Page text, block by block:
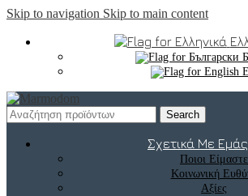
Skip to navigation Skip to main content
Search
Σχετικά Με Εμάς
Ποιοι Είμαστε
Κοινωνική
Αξίες